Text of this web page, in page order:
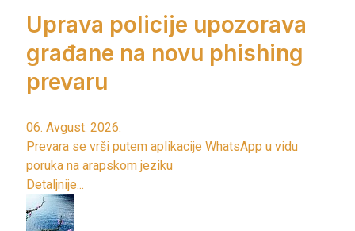
Uprava policije upozorava
građane na novu phishing
prevaru
06. Avgust. 2026.
Prevara se vrši putem aplikacije WhatsApp u vidu
poruka na arapskom jeziku
Detaljnije...